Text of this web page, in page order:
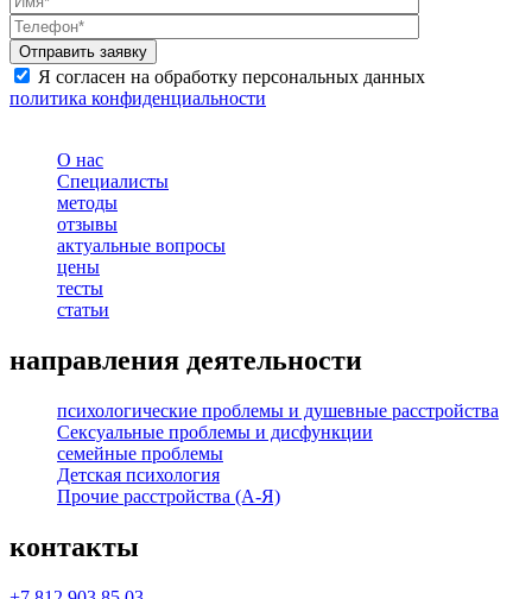
Я согласен на обработку персональных данных
политика конфиденциальности
О нас
Специалисты
методы
отзывы
актуальные вопросы
цены
тесты
статьи
направления деятельности
психологические проблемы и душевные расстройства
Сексуальные проблемы и дисфункции
семейные проблемы
Детская психология
Прочие расстройства (А-Я)
контакты